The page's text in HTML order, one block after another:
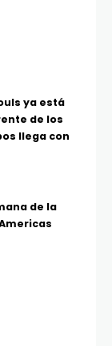
ya está
de los
llega con
de la